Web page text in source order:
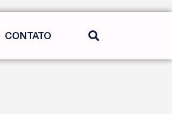
CONTATO